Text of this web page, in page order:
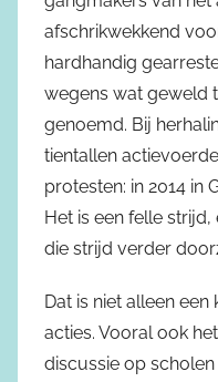
afschrikwekkend
hardhandig
wegens wat geweld
genoemd. Bij
tientallen
protesten: in 2014 in
Het is een felle
die strijd verder
Dat is niet alleen
acties. Vooral ook
discussie op